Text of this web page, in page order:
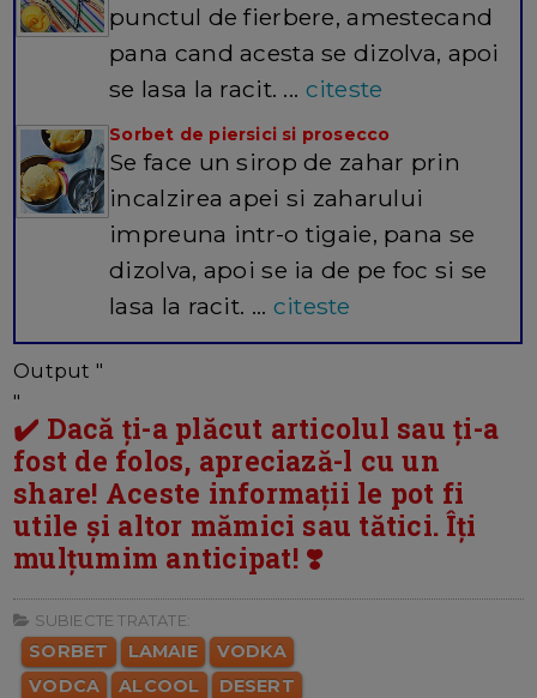
punctul de fierbere, amestecand
pana cand acesta se dizolva, apoi
se lasa la racit. ... citeste
Sorbet de piersici si prosecco
Se face un sirop de zahar prin
incalzirea apei si zaharului
impreuna intr-o tigaie, pana se
dizolva, apoi se ia de pe foc si se
lasa la racit. ... citeste
Output "
"
✔️ Dacă ți-a plăcut articolul sau ți-a
fost de folos, apreciază-l cu un
share! Aceste informații le pot fi
utile și altor mămici sau tătici. Îți
mulțumim anticipat! ❣️
SUBIECTE TRATATE:
SORBET LAMAIE
VODKA
VODCA
ALCOOL
DESERT